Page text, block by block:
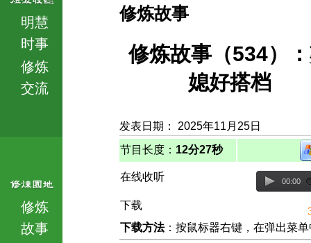
明慧
时事
修炼
交流
修炼
故事
修炼故事
修炼故事（534）
媳好搭档
发表日期： 2025年11月25日
节目长度： 12分27秒
在线收听 00:00
下载
下载方法：按鼠标器右键，在弹出菜